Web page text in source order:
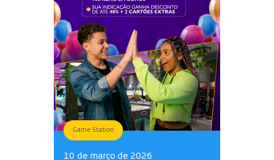
Game Station
10 de março de 2026